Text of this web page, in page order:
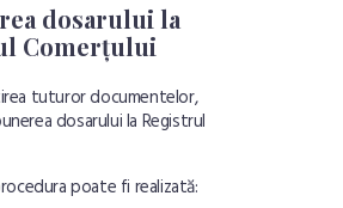
dosarului la
Comerțului
tuturor documentelor,
dosarului la Registrul
poate fi realizată: